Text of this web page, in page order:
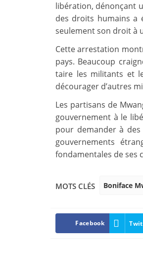
libération, dénonçant
des droits humains a
seulement son droit à
Cette arrestation
pays. Beaucoup
taire les militants et
décourager d’autres
Les partisans de
gouvernement à le
pour demander à
gouvernements
fondamentales de ses
MOTS CLÉS Boniface
Facebook